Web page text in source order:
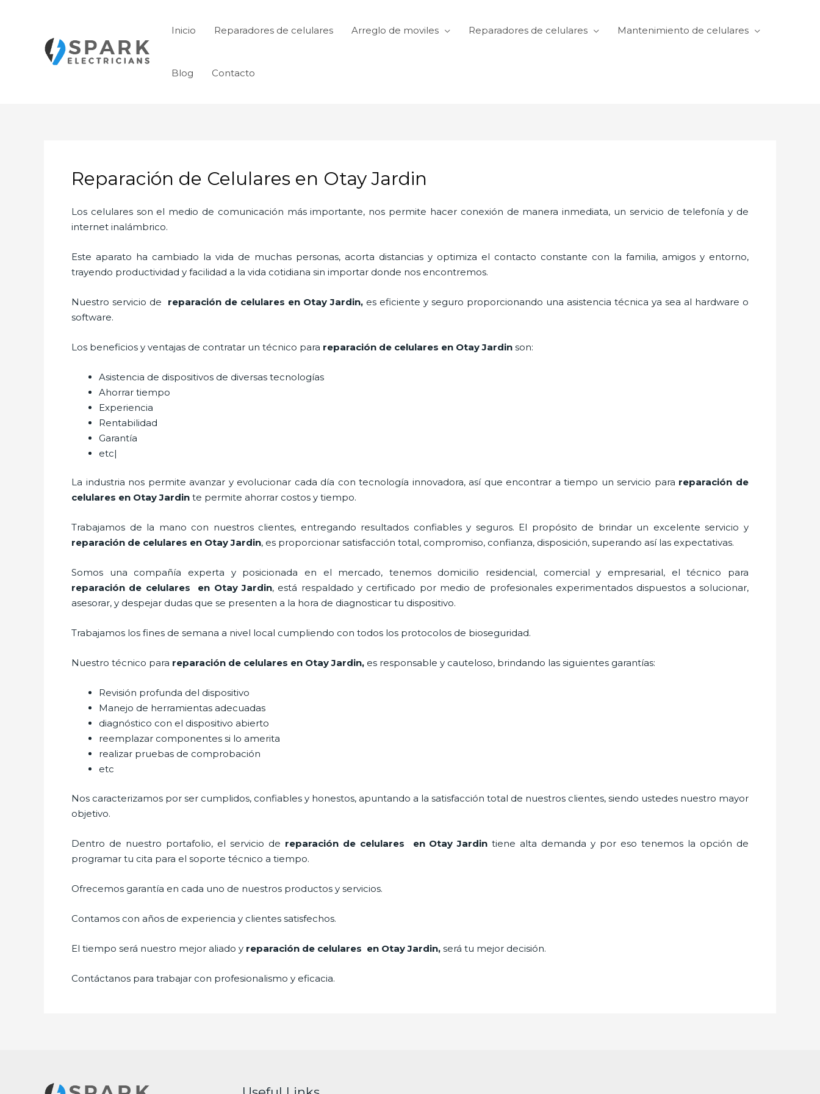
Inicio Reparadores de celulares Arreglo de moviles Reparadores de celulares Mantenimiento de celulares
Blog Contacto
Reparación de Celulares en Otay Jardin
Los celulares son el medio de comunicación más importante, nos permite hacer conexión de manera inmediata, un servicio de telefonía y de
internet inalámbrico.
Este aparato ha cambiado la vida de muchas personas, acorta distancias y optimiza el contacto constante con la familia, amigos y entorno,
trayendo productividad y facilidad a la vida cotidiana sin importar donde nos encontremos.
Nuestro servicio de reparación de celulares en Otay Jardin, es eficiente y seguro proporcionando una asistencia técnica ya sea al hardware o
software.
Los beneficios y ventajas de contratar un técnico para reparación de celulares en Otay Jardin son:
Asistencia de dispositivos de diversas tecnologías
Ahorrar tiempo
Experiencia
Rentabilidad
Garantía
etc|
La industria nos permite avanzar y evolucionar cada día con tecnología innovadora, así que encontrar a tiempo un servicio para reparación de
celulares en Otay Jardin te permite ahorrar costos y tiempo.
Trabajamos de la mano con nuestros clientes, entregando resultados confiables y seguros. El propósito de brindar un excelente servicio y
reparación de celulares en Otay Jardin, es proporcionar satisfacción total, compromiso, confianza, disposición, superando así las expectativas.
Somos una compañía experta y posicionada en el mercado, tenemos domicilio residencial, comercial y empresarial, el técnico para
reparación de celulares en Otay Jardin, está respaldado y certificado por medio de profesionales experimentados dispuestos a solucionar,
asesorar, y despejar dudas que se presenten a la hora de diagnosticar tu dispositivo.
Trabajamos los fines de semana a nivel local cumpliendo con todos los protocolos de bioseguridad.
Nuestro técnico para reparación de celulares en Otay Jardin, es responsable y cauteloso, brindando las siguientes garantías:
Revisión profunda del dispositivo
Manejo de herramientas adecuadas
diagnóstico con el dispositivo abierto
reemplazar componentes si lo amerita
realizar pruebas de comprobación
etc
Nos caracterizamos por ser cumplidos, confiables y honestos, apuntando a la satisfacción total de nuestros clientes, siendo ustedes nuestro mayor
objetivo.
Dentro de nuestro portafolio, el servicio de reparación de celulares en Otay Jardin tiene alta demanda y por eso tenemos la opción de
programar tu cita para el soporte técnico a tiempo.
Ofrecemos garantía en cada uno de nuestros productos y servicios.
Contamos con años de experiencia y clientes satisfechos.
El tiempo será nuestro mejor aliado y reparación de celulares en Otay Jardin, será tu mejor decisión.
Contáctanos para trabajar con profesionalismo y eficacia.